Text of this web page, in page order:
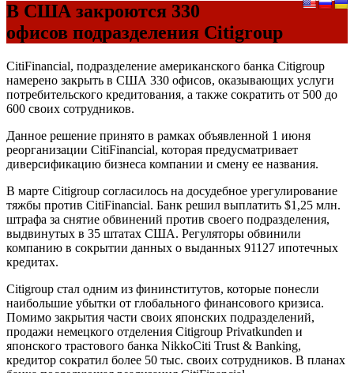
В США закроются 330
офисов подразделения Citigroup
CitiFinancial, подразделение американского банка Citigroup
намерено закрыть в США 330 офисов, оказывающих услуги
потребительского кредитования, а также сократить от 500 до
600 своих сотрудников.
Данное решение принято в рамках объявленной 1 июня
реорганизации CitiFinancial, которая предусматривает
диверсификацию бизнеса компании и смену ее названия.
В марте Citigroup согласилось на досудебное урегулирование
тяжбы против CitiFinancial. Банк решил выплатить $1,25 млн.
штрафа за снятие обвинений против своего подразделения,
выдвинутых в 35 штатах США. Регуляторы обвинили
компанию в сокрытии данных о выданных 91127 ипотечных
кредитах.
Citigroup стал одним из фининститутов, которые понесли
наибольшие убытки от глобального финансового кризиса.
Помимо закрытия части своих японских подразделений,
продажи немецкого отделения Citigroup Privatkunden и
японского трастового банка NikkoCiti Trust & Banking,
кредитор сократил более 50 тыс. своих сотрудников. В планах